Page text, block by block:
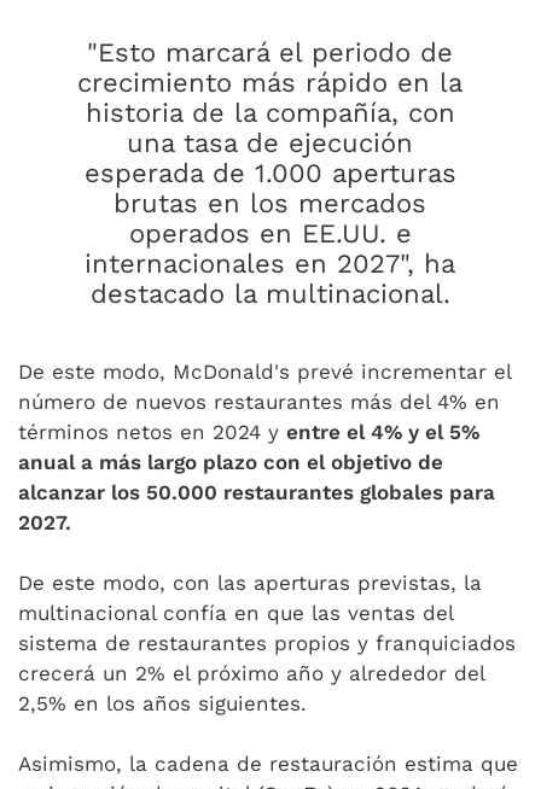
"Esto marcará el periodo de
crecimiento más rápido en la
historia de la compañía, con
una tasa de ejecución
esperada de 1.000 aperturas
brutas en los mercados
operados en EE.UU. e
internacionales en 2027", ha
destacado la multinacional.
De este modo, McDonald's prevé incrementar el
número de nuevos restaurantes más del 4% en
términos netos en 2024 y entre el 4% y el 5%
anual a más largo plazo con el objetivo de
alcanzar los 50.000 restaurantes globales para
2027.
De este modo, con las aperturas previstas, la
multinacional confía en que las ventas del
sistema de restaurantes propios y franquiciados
crecerá un 2% el próximo año y alrededor del
2,5% en los años siguientes.
Asimismo, la cadena de restauración estima que